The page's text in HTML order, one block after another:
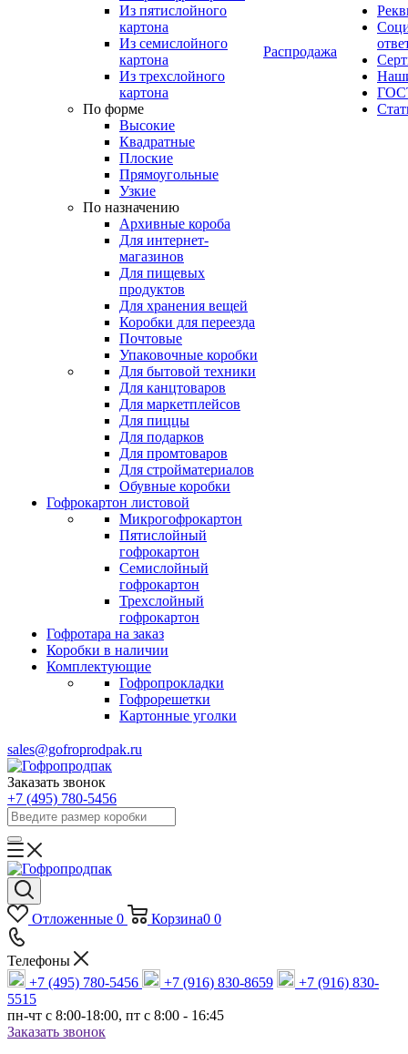
Из пятислойного
картона
Из семислойного
картона
Из трехслойного
картона
По форме
Высокие
Квадратные
Плоские
Прямоугольные
Узкие
По назначению
Архивные короба
Для интернет-
магазинов
Для пищевых
продуктов
Для хранения вещей
Коробки для переезда
Почтовые
Упаковочные коробки
Для бытовой техники
Для канцтоваров
Для маркетплейсов
Для пиццы
Для подарков
Для промтоваров
Для стройматериалов
Обувные коробки
Гофрокартон листовой
Микрогофрокартон
Пятислойный
гофрокартон
Семислойный
гофрокартон
Трехслойный
гофрокартон
Гофротара на заказ
Коробки в наличии
Комплектующие
Гофропрокладки
Гофрорешетки
Картонные уголки
Распродажа
sales@gofroprodpak.ru
Заказать звонок
+7 (495) 780-5456
Отложенные 0 Корзина0 0
Телефоны
+7 (495) 780-5456
+7 (916) 830-8659
+7 (916) 830-
5515
пн-чт c 8:00-18:00, пт с 8:00 - 16:45
Заказать звонок